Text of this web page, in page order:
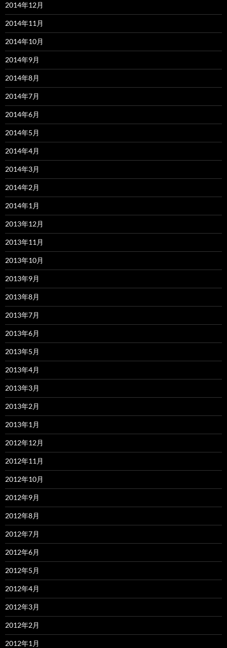
2014年12月
2014年11月
2014年10月
2014年9月
2014年8月
2014年7月
2014年6月
2014年5月
2014年4月
2014年3月
2014年2月
2014年1月
2013年12月
2013年11月
2013年10月
2013年9月
2013年8月
2013年7月
2013年6月
2013年5月
2013年4月
2013年3月
2013年2月
2013年1月
2012年12月
2012年11月
2012年10月
2012年9月
2012年8月
2012年7月
2012年6月
2012年5月
2012年4月
2012年3月
2012年2月
2012年1月